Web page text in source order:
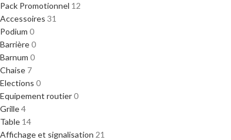
Pack Promotionnel 12
Accessoires 31
Podium 0
Barrière0
Barnum 0
Chaise 7
Elections 0
Equipement routier0
Grille4
Table 14
Affichage et signalisation 21